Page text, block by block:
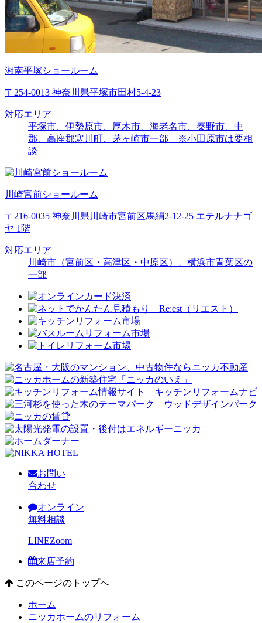
湘南平塚ショールーム
〒254-0013 神奈川県平塚市田村5-4-23
対応エリア
平塚市、伊勢原市、厚木市、海老名市、秦野市、中
郡、高座郡寒川町、茅ヶ崎市一部 ※小田原市は要相
談
川崎宮前ショールーム
〒216-0035 神奈川県川崎市宮前区馬絹2-12-25 エテルナナゴ
ヤ 1階
対応エリア
川崎市（宮前区・高津区・中原区）、横浜市青葉区の
一部
お問い
合わせ
オンライン
無料相談
LINEZoom
来店予約
このページのトップへ
ホーム
ニッカホームのリフォーム